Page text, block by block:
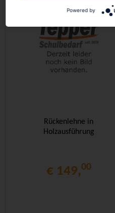
Rückenlehne in
Holzausführung
€ 149,00
Powered by